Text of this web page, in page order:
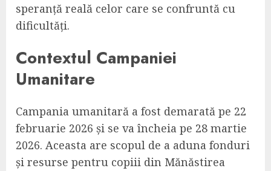
speranță reală celor care se confruntă cu
dificultăți.
Contextul Campaniei
Umanitare
Campania umanitară a fost demarată pe 22
februarie 2026 și se va încheia pe 28 martie
2026. Aceasta are scopul de a aduna fonduri
și resurse pentru copiii din Mănăstirea